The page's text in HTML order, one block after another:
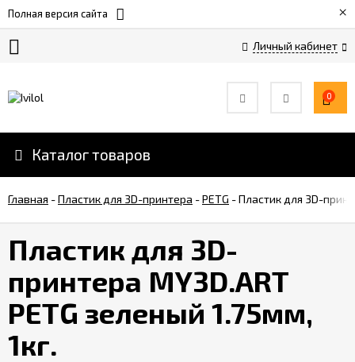
Полная версия сайта ×
Личный кабинет
и
скидки
Услуги
связь
Вакансии
Дилеры
0
Каталог товаров
Главная -Пластик для 3D-принтера -PETG -Пластик для 3D-
Пластик для 3D-
принтера MY3D.ART
PETG зеленый 1.75мм,
1кг.